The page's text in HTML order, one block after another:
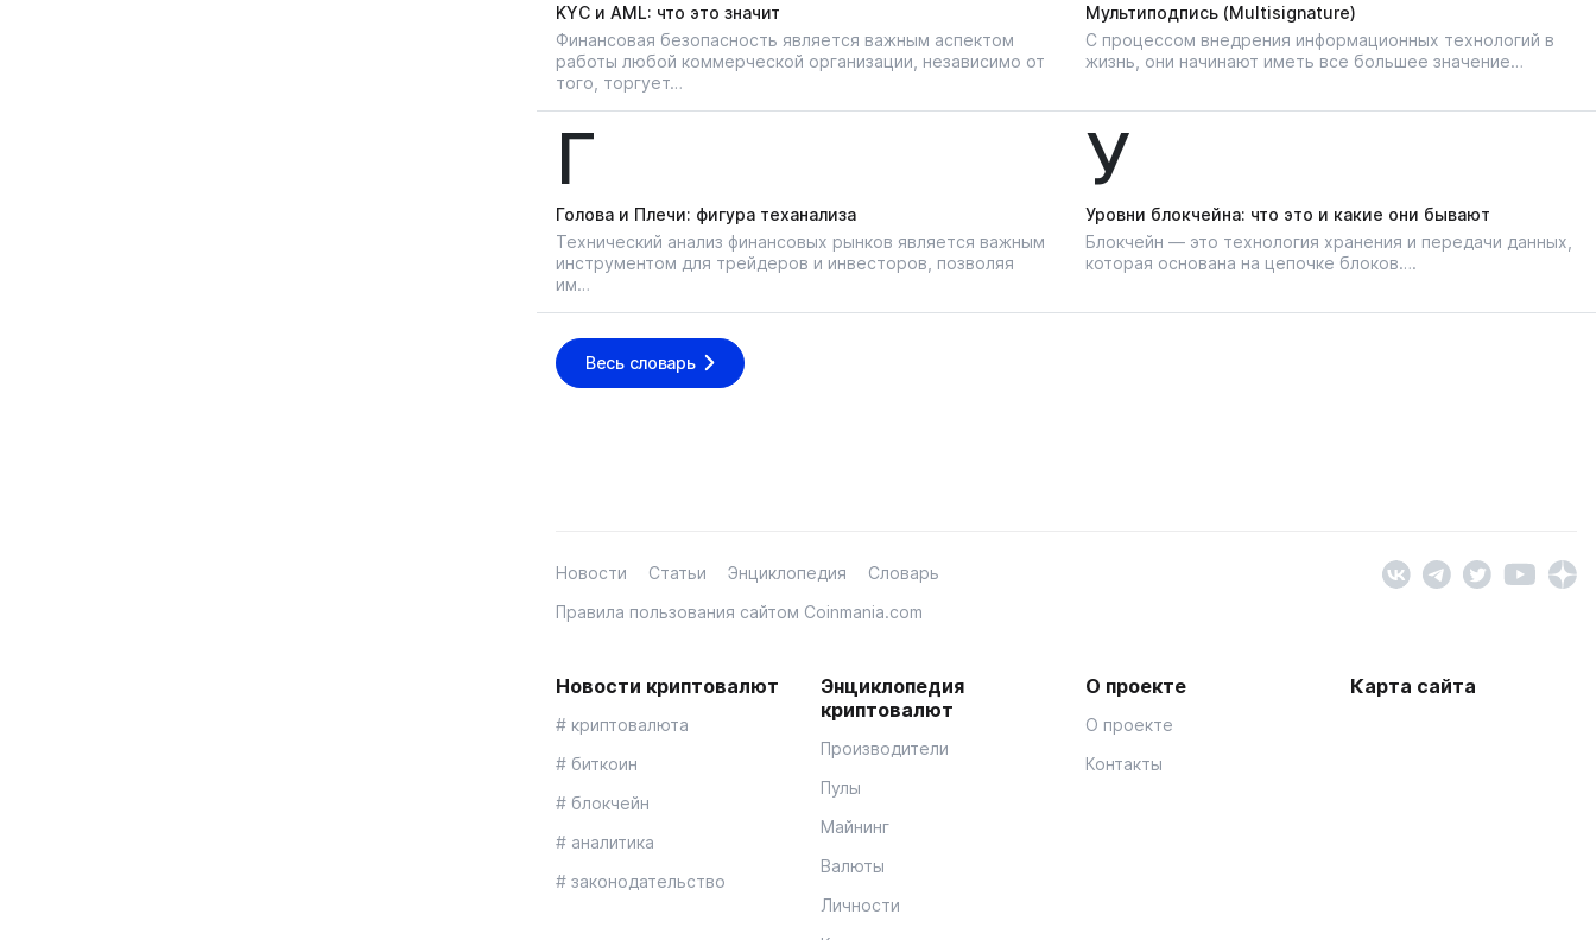
KYС и AML: что это значит
Финансовая безопасность является важным аспектом
работы любой коммерческой организации, независимо от
того, торгует…
Мультиподпись (Multisignature)
С процессом внедрения информационных технологий в
жизнь, они начинают иметь все большее значение…
Г
Голова и Плечи: фигура теханализа
Технический анализ финансовых рынков является важным
инструментом для трейдеров и инвесторов, позволяя
им…
У
Уровни блокчейна: что это и какие они бывают
Блокчейн — это технология хранения и передачи данных,
которая основана на цепочке блоков….
Весь словарь
Новости Статьи Энциклопедия
Словарь
Правила пользования сайтом Coinmania.com
Новости криптовалют
# криптовалюта
# биткоин
# блокчейн
# аналитика
# законодательство
Энциклопедия
криптовалют
Производители
Пулы
Майнинг
Валюты
Личности
О проекте
О проекте
Контакты
Карта сайта